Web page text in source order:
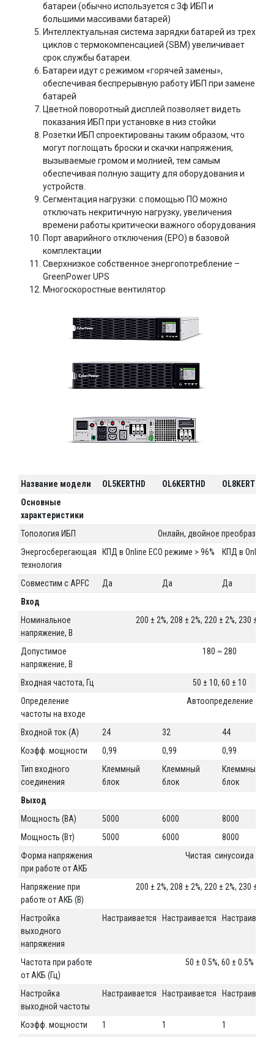
батареи (обычно используется с 3ф ИБП и
большими массивами батарей)
Интеллектуальная система зарядки батарей из трех
циклов с термокомпенсацией (SBM) увеличивает
срок службы батареи.
Батареи идут с режимом «горячей замены»,
обеспечивая беспрерывную работу ИБП при замене
батарей
Цветной поворотный дисплей позволяет видеть
показания ИБП при установке в низ стойки
Розетки ИБП спроектированы таким образом, что
могут поглощать броски и скачки напряжения,
вызываемые громом и молнией, тем самым
обеспечивая полную защиту для оборудования и
устройств.
Сегментация нагрузки: с помощью ПО можно
отключать некритичную нагрузку, увеличения
времени работы критически важного оборудования
Порт аварийного отключения (EPO) в базовой
комплектации
Сверхнизкое собственное энергопотребление –
GreenPower UPS
Многоскоростные вентилятор
Название модели OL5KERTHD OL6KERTHD
OL8KERTHD
Основные
характеристики
Топология ИБП
Онлайн, двойное
Энергосберегающая
технология
КПД в Online ECO режиме > 96% КПД в Online
Совместим с APFC Да Да
Да
Вход
Номинальное
напряжение, В
200 ± 2%, 208 ± 2%, 220 ± 2%, 230 ± 2%,
Допустимое
напряжение, В
180 ~ 280
Входная частота, Гц
50 ± 10, 60 ± 10
Определение
частоты на входе
Автоопределение
Входной ток (A) 24 32
44
Коэфф. мощности
0,99 0,99
0,99
Тип входного
соединения
Клеммный
блок
Клеммный
блок
Клеммный
блок
Выход
Мощность (ВА)
5000 6000
8000
Мощность (Вт)
5000 6000
8000
Форма напряжения
при работе от АКБ
Чистая синусоида
Напряжение при
работе от АКБ (В)
200 ± 2%, 208 ± 2%, 220 ± 2%, 230 ± 2%,
Настройка
выходного
напряжения
Настраивается Настраивается
Частота при работе
от АКБ (Гц)
50 ± 0.5%, 60 ± 0.5%
Настройка
выходной частоты
Настраивается Настраивается
Коэфф. мощности 1 1
1